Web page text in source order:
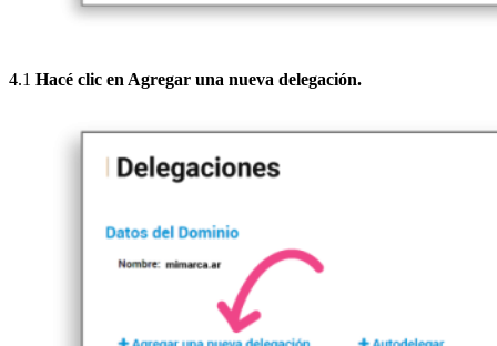
4.1 Hacé clic en Agregar una nueva delegación.